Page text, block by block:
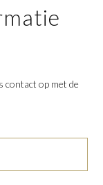
contact op met de